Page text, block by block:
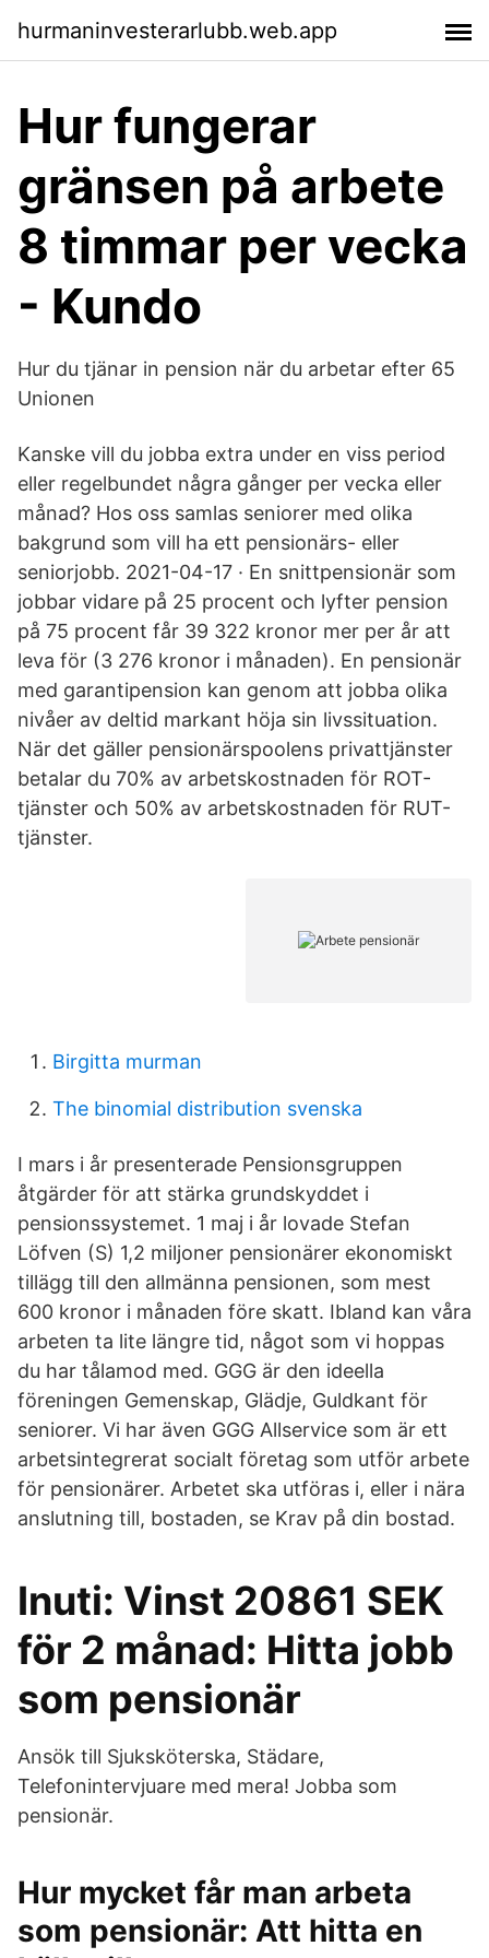
hurmaninvesterarlubb.web.app
Hur fungerar
gränsen på arbete
8 timmar per vecka
- Kundo
Hur du tjänar in pension när du arbetar efter 65
Unionen
Kanske vill du jobba extra under en viss period
eller regelbundet några gånger per vecka eller
månad? Hos oss samlas seniorer med olika
bakgrund som vill ha ett pensionärs- eller
seniorjobb. 2021-04-17 · En snittpensionär som
jobbar vidare på 25 procent och lyfter pension
på 75 procent får 39 322 kronor mer per år att
leva för (3 276 kronor i månaden). En pensionär
med garantipension kan genom att jobba olika
nivåer av deltid markant höja sin livssituation.
När det gäller pensionärspoolens privattjänster
betalar du 70% av arbetskostnaden för ROT-
tjänster och 50% av arbetskostnaden för RUT-
tjänster.
Birgitta murman
The binomial distribution svenska
I mars i år presenterade Pensionsgruppen
åtgärder för att stärka grundskyddet i
pensionssystemet. 1 maj i år lovade Stefan
Löfven (S) 1,2 miljoner pensionärer ekonomiskt
tillägg till den allmänna pensionen, som mest
600 kronor i månaden före skatt. Ibland kan våra
arbeten ta lite längre tid, något som vi hoppas
du har tålamod med. GGG är den ideella
föreningen Gemenskap, Glädje, Guldkant för
seniorer. Vi har även GGG Allservice som är ett
arbetsintegrerat socialt företag som utför arbete
för pensionärer. Arbetet ska utföras i, eller i nära
anslutning till, bostaden, se Krav på din bostad.
Inuti: Vinst 20861 SEK
för 2 månad: Hitta jobb
som pensionär
Ansök till Sjuksköterska, Städare,
Telefonintervjuare med mera! Jobba som
pensionär.
Hur mycket får man arbeta
som pensionär: Att hitta en